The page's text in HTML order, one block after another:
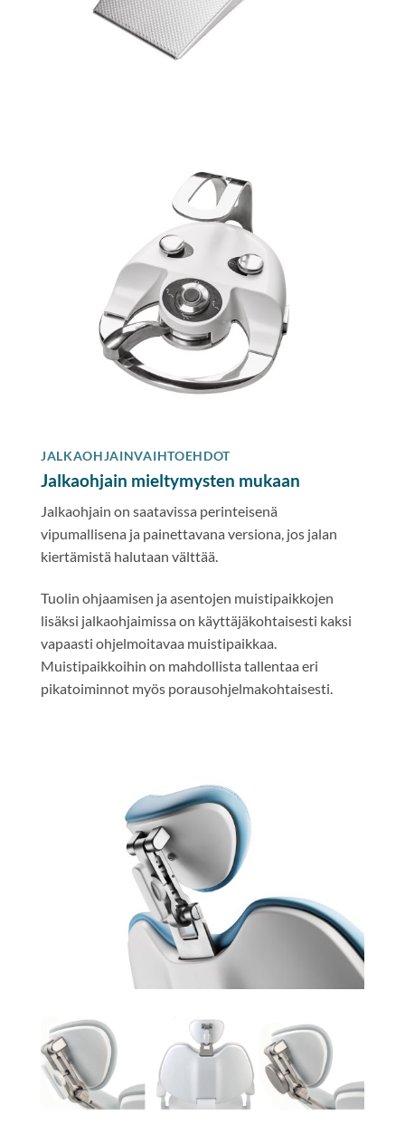
JALKAOHJAINVAIHTOEHDOT
Jalkaohjain mieltymysten mukaan
Jalkaohjain on saatavissa perinteisenä
vipumallisena ja painettavana versiona, jos jalan
kiertämistä halutaan välttää.
Tuolin ohjaamisen ja asentojen muistipaikkojen
lisäksi jalkaohjaimissa on käyttäjäkohtaisesti kaksi
vapaasti ohjelmoitavaa muistipaikkaa.
Muistipaikkoihin on mahdollista tallentaa eri
pikatoiminnot myös porausohjelmakohtaisesti.